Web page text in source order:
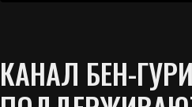
КАНАЛ БЕН-